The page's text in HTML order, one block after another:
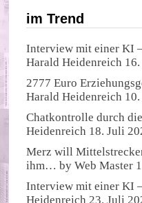
im Trend
Interview mit einer KI
Harald Heidenreich
2777 Euro
Harald Heidenreich
Chatkontrolle durch
Heidenreich 18. Juli
Merz will
ihm… byWeb Master
Interview mit einer KI
Heidenreich 23. Juli